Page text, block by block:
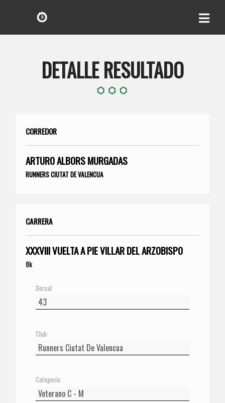
DETALLE RESULTADO
CORREDOR
ARTURO ALBORS MURGADAS
RUNNERS CIUTAT DE VALENCUA
CARRERA
XXXVIII VUELTA A PIE VILLAR DEL ARZOBISPO
8k
Dorsal:
Club:
Categoría: